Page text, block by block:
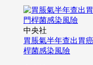
中央社
胃脹氣半年查出胃
桿菌感染風險